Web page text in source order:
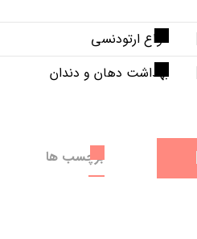
انواع ارتودنسی
بهداشت دهان و دندان
برچسب ها